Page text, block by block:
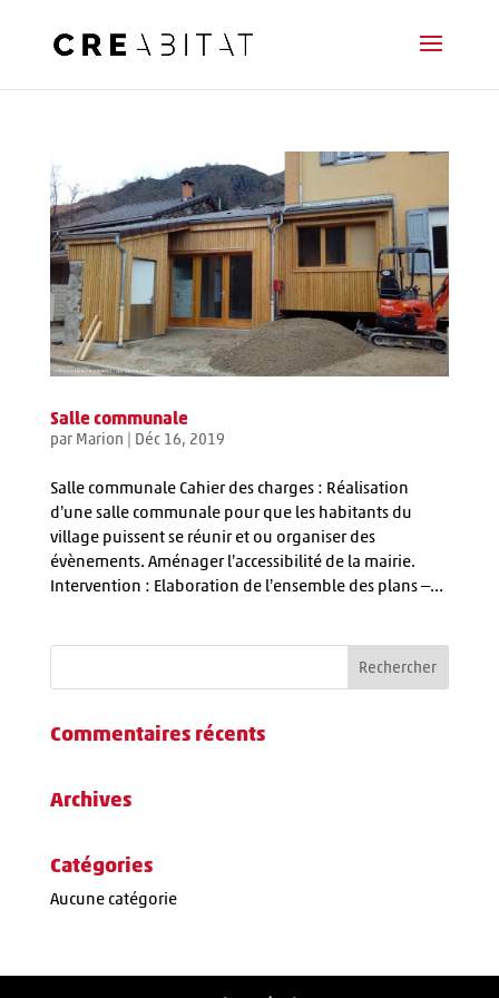
Salle communale
par Marion Déc 16, 2019
Salle communale Cahier des charges : Réalisation
d’une salle communale pour que les habitants du
village puissent se réunir et ou organiser des
évènements. Aménager l’accessibilité de la mairie.
Intervention : Elaboration de l’ensemble des plans –...
Commentaires récents
Archives
Catégories
Aucune catégorie